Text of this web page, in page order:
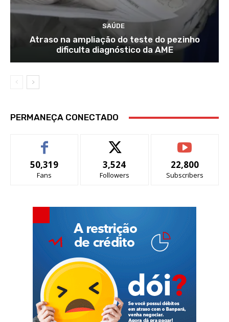
SAÚDE
Atraso na ampliação do teste do pezinho
dificulta diagnóstico da AME
PERMANEÇA CONECTADO
50,319
Fans
3,524
Followers
22,800
Subscribers